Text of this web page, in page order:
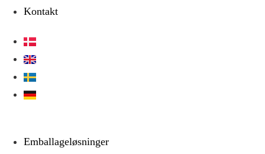
Kontakt
Emballageløsninger